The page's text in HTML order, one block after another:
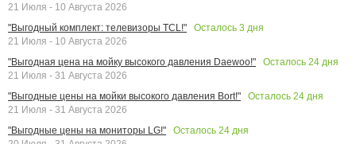
21 Июля - 10 Августа 2026
"Выгодный комплект: телевизоры TCL!"
Осталось 3 дня
21 Июля - 10 Августа 2026
"Выгодная цена на мойку высокого давления Daewoo!"
Осталось 24 дня
21 Июля - 31 Августа 2026
"Выгодные цены на мойки высокого давления Bort!"
Осталось 24 дня
21 Июля - 31 Августа 2026
"Выгодные цены на мониторы LG!"
Осталось 24 дня